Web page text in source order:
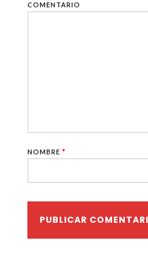
COMENTARIO
NOMBRE *